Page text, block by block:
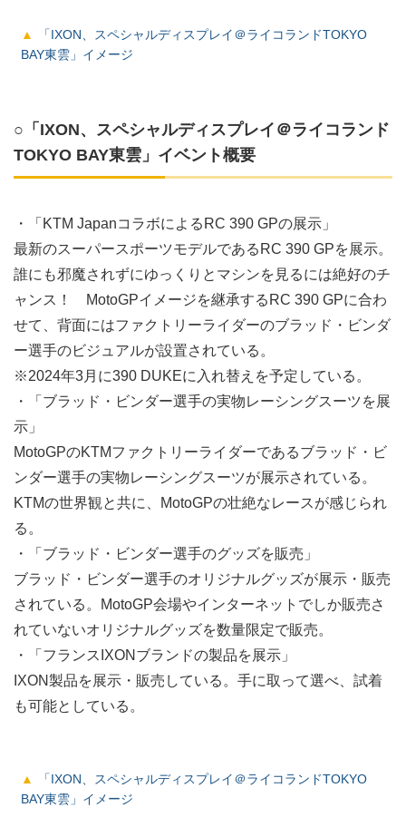
「IXON、スペシャルディスプレイ＠ライコランドTOKYO
BAY東雲」イメージ
○「IXON、スペシャルディスプレイ＠ライコランド
TOKYO BAY東雲」イベント概要
・「KTM JapanコラボによるRC 390 GPの展示」
最新のスーパースポーツモデルであるRC 390 GPを展示。
誰にも邪魔されずにゆっくりとマシンを見るには絶好のチ
ャンス！ MotoGPイメージを継承するRC 390 GPに合わ
せて、背面にはファクトリーライダーのブラッド・ビンダ
ー選手のビジュアルが設置されている。
※2024年3月に390 DUKEに入れ替えを予定している。
・「ブラッド・ビンダー選手の実物レーシングスーツを展
示」
MotoGPのKTMファクトリーライダーであるブラッド・ビ
ンダー選手の実物レーシングスーツが展示されている。
KTMの世界観と共に、MotoGPの壮絶なレースが感じられ
る。
・「ブラッド・ビンダー選手のグッズを販売」
ブラッド・ビンダー選手のオリジナルグッズが展示・販売
されている。MotoGP会場やインターネットでしか販売さ
れていないオリジナルグッズを数量限定で販売。
・「フランスIXONブランドの製品を展示」
IXON製品を展示・販売している。手に取って選べ、試着
も可能としている。
「IXON、スペシャルディスプレイ＠ライコランドTOKYO
BAY東雲」イメージ